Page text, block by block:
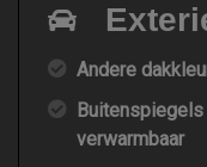
Andere
verwarmbaar